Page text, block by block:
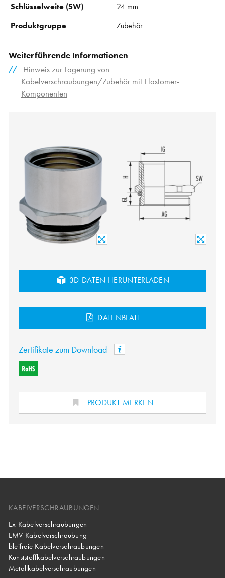
Schlüsselweite (SW)
24 mm
Produktgruppe
Zubehör
Weiterführende Informationen
Hinweis zur Lagerung von
Kabelverschraubungen/Zubehör mit Elastomer-
Komponenten
3D-DATEN HERUNTERLADEN
DATENBLATT
Zertifikate zum Download
PRODUKT MERKEN
KABELVERSCHRAUBUNGEN
Ex Kabelverschraubungen
EMV Kabelverschraubung
bleifreie Kabelverschraubungen
Kunststoffkabelverschraubungen
Metallkabelverschraubungen